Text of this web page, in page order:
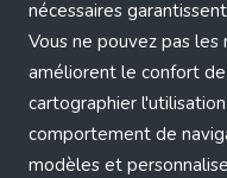
nécessaires
Vous ne pouvez pas
améliorent le confort
cartographier
comportement de
modèles et
browser console for more